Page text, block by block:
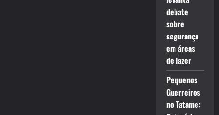
debate
sobre
segurança
em áreas
de lazer
Pequenos
Guerreiros
no Tatame: